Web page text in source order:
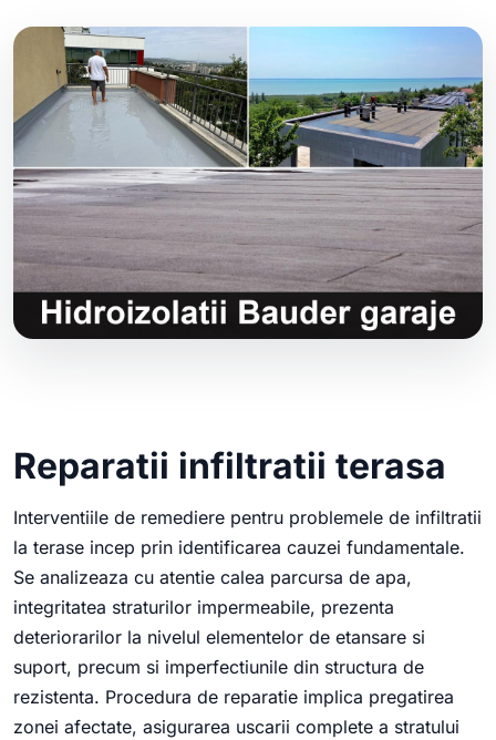
Reparatii infiltratii terasa
Interventiile de remediere pentru problemele de infiltratii
la terase incep prin identificarea cauzei fundamentale.
Se analizeaza cu atentie calea parcursa de apa,
integritatea straturilor impermeabile, prezenta
deteriorarilor la nivelul elementelor de etansare si
suport, precum si imperfectiunile din structura de
rezistenta. Procedura de reparatie implica pregatirea
zonei afectate, asigurarea uscarii complete a stratului